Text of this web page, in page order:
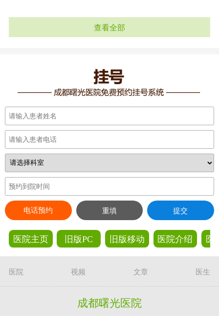
查看全部
电话预约 重填 提交
医院主页 旧版PC 旧版移动 医院介绍 医
医院 视频 文章 医生
成都曙光医院